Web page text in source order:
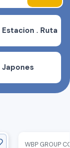
Estacion . Ruta
Japones
WBP GROUP